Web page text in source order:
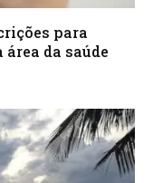
para
da saúde